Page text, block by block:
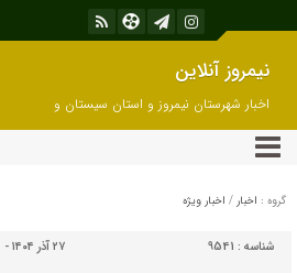
نیمروز آنلاین
اخبار شهرستان نیمروز و استان سیستان و
بلوچستان
گروه : اخبار / اخبار ویژه
شناسه : 9541
۲۷ آذر ۱۴۰۴ - ۱۷:۵۸